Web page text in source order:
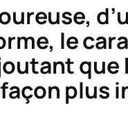
le
que
plus